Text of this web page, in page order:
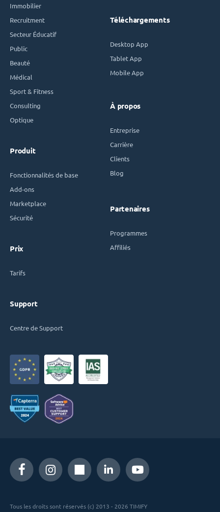
Immobilier
Recruitment
Secteur Éducatif
Public
Beauté
Médical
Sport & Fitness
Consulting
Optique
Produit
Fonctionnalités de base
Add-ons
Marketplace
Sécurité
Prix
Tarifs
Support
Centre de Support
Téléchargements
Desktop App
Tablet App
Mobile App
À propos
Entreprise
Carrière
Clients
Blog
Partenaires
Programmes
Affiliés
Tous les droits sont réservés (c) 2013 - 2026 TIMIFY